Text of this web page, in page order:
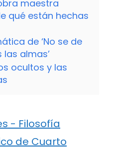
maestra
qué están hechas
de ‘No se de
almas’
ocultos y las
- Filosofía
de Cuarto